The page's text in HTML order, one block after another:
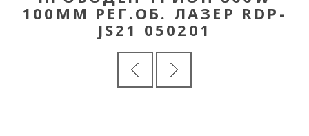
100MM РЕГ.ОБ. ЛАЗEР RDP-
JS21 050201